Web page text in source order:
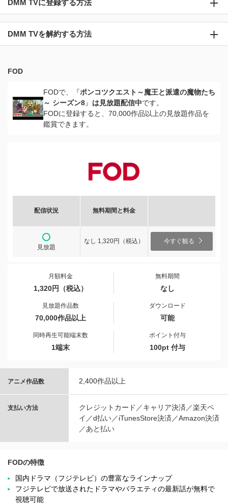
DMM TVに登録する方法
DMM TVを解約する方法
FOD
FODで、『ポンコツクエスト～魔王と派遣の魔物たち
～ シーズン8』 は見放題配信中です。
FODに登録すると、70,000作品以上の見放題作品を
鑑賞できます。
配信状況 無料期間と料金
見放題
なし 1,320円（税込） 今すぐ観る
月額料金
1,320円（税込）
無料期間
なし
見放題作品数
70,000作品以上
ダウンロード
可能
同時再生可能端末数
1端末
ポイント付与
100pt 付与
アニメ作品数 2,400作品以上
支払い方法
クレジットカード／キャリア決済／楽天ペ
イ／d払い／iTunesStore決済／Amazon決済
／あと払い
FODの特徴
国内ドラマ（フジテレビ）の豊富なラインナップ
フジテレビで放送されたドラマやバラエティの最新話が無料で
視聴可能